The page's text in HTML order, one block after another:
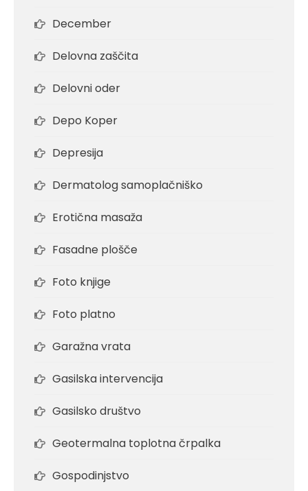
December
Delovna zaščita
Delovni oder
Depo Koper
Depresija
Dermatolog samoplačniško
Erotična masaža
Fasadne plošče
Foto knjige
Foto platno
Garažna vrata
Gasilska intervencija
Gasilsko društvo
Geotermalna toplotna črpalka
Gospodinjstvo